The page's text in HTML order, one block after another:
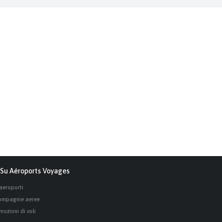
Su Aéroports Voyages
aeree
di voli